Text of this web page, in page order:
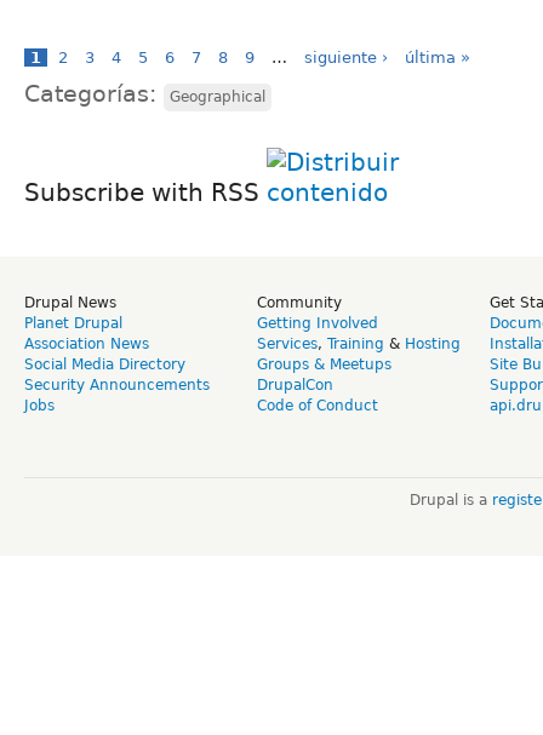
1 2 3 4 5 6 7 8 9 … siguiente › última »
Categorías: Geographical
Subscribe with RSS
Drupal News
Planet Drupal
Association News
Social Media Directory
Security Announcements
Jobs
Community
Getting Involved
Services, Training & Hosting
Groups & Meetups
DrupalCon
Code of Conduct
Get
Site
Drupal is a